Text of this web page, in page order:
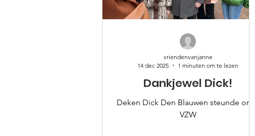
Dankjewel Dick!
Deken Dick Den Blauwen steunde onze
VZW
vriendenvanjanne
14 dec 2025
1 minuten om te lezen